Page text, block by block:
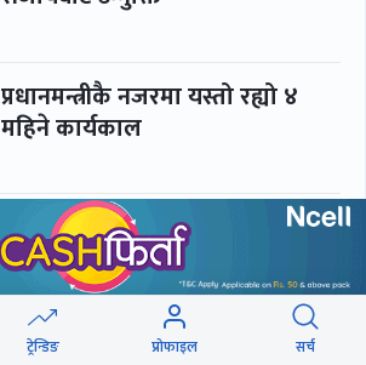
प्रधानमन्त्रीकै नजरमा यस्तो रह्यो ४
महिने कार्यकाल
यी दृश्य हेर्न कालो चस्मा खोल्नै पर्छ
ट्रेन्डिङ प्रोफाइल सर्च